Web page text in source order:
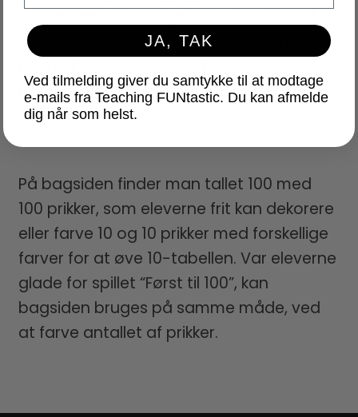
sjov aktivitet. Eleverne skriver så om,
bliver/vil være.
På bagsiden finder man tallet 100 med
100 prikker, som eleverne frit kan dekorere
eller farve 10 og 10 prikker med forskellige
farver for at øve 10-tabellen. Var eleverne
glade for spillet “Først til 100”, kan
bagsiden bruges på samme måde, ved
at farve antallet af prikker.
JA, TAK
Ved tilmelding giver du samtykke til at modtage
e-mails fra Teaching FUNtastic. Du kan afmelde
dig når som helst.